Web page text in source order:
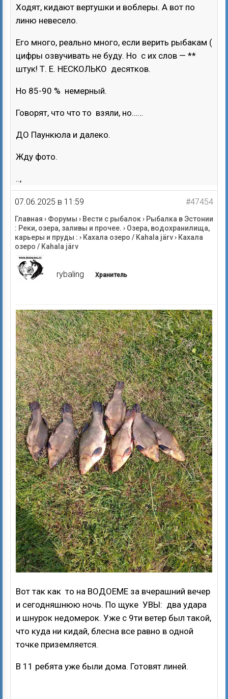
Ходят, кидают вертушки и воблеры. А вот по
линю невесело.
Его много, реально много, если верить рыбакам (
цифры озвучивать не буду. Но с их слов — **
штук! Т. Е. НЕСКОЛЬКО десятков.
Но 85-90 % немерный.
Говорят, что что то взяли, но……
ДО Паункюла и далеко.
Жду фото.
..,
07.06.2025 в 11:59 #47454
Главная › Форумы › Вести с рыбалок› Рыбалка в Эстонии
: Реки, озера, заливы и прочее. › Озера, водохранилища,
карьеры и пруды : › Кахала озеро / Kahala järv› Кахала
озеро / Kahala järv
rybaling Хранитель
Вот так как то на ВОДОЕМЕ за вчерашний вечер
и сегодняшнюю ночь. По щуке УВЫ: два удара
и шнурок недомерок. Уже с 9ти ветер был такой,
что куда ни кидай, блесна все равно в одной
точке приземляется.
В 11 ребята уже были дома. Готовят линей.